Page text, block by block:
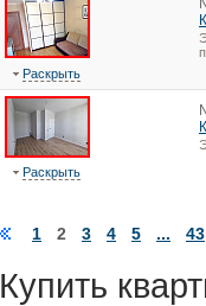
Раскрыть
Раскрыть
1 2 3 4 5 ... 43
Купить